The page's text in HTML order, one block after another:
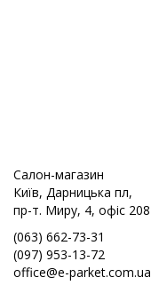
Салон-магазин
Київ, Дарницька пл,
пр-т. Миру, 4, офіс 208
(063) 662-73-31
(097) 953-13-72
office@e-parket.com.ua